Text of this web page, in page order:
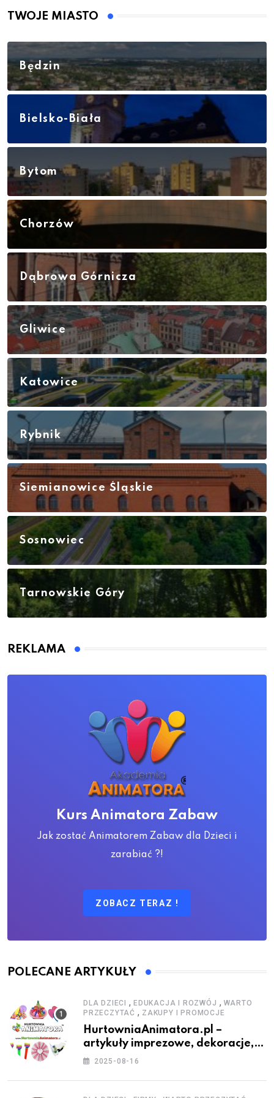
TWOJE MIASTO
Będzin
Bielsko-Biała
Bytom
Chorzów
Dąbrowa Górnicza
Gliwice
Katowice
Rybnik
Siemianowice Śląskie
Sosnowiec
Tarnowskie Góry
REKLAMA
Kurs Animatora Zabaw
Jak zostać Animatorem Zabaw dla Dzieci i
zarabiać ?!
ZOBACZ TERAZ !
POLECANE ARTYKUŁY
DLA DZIECI , EDUKACJA I ROZWÓJ , WARTO
PRZECZYTAĆ , ZAKUPY I PROMOCJE
HurtowniaAnimatora.pl –
artykuły imprezowe, dekoracje,
stroje i akcesoria dla animatorów
2025-08-16